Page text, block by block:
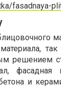
fasadnaya-
решением
и